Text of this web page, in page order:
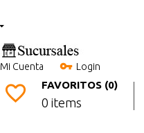
Mi Cuenta Login
FAVORITOS (0)
0 items